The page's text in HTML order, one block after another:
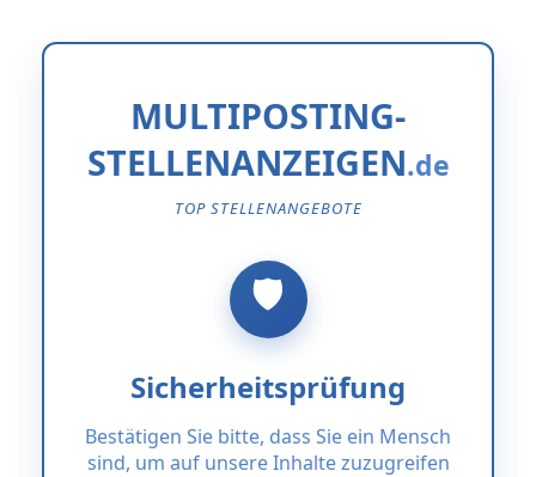
MULTIPOSTING-
STELLENANZEIGEN
TOP STELLENANGEBOTE
Sicherheitsprüfung
Bestätigen Sie bitte, dass Sie ein Mensch
sind, um auf unsere Inhalte zuzugreifen